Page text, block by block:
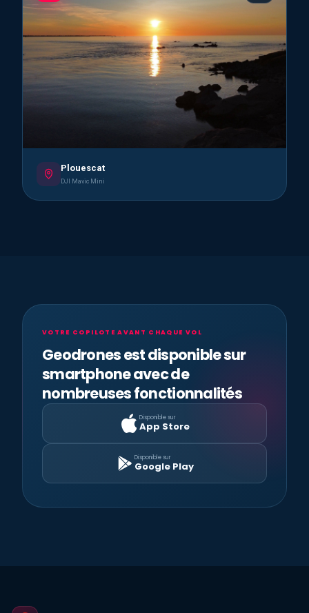
Plouescat
DJI Mavic Mini
VOTRE COPILOTE AVANT CHAQUE VOL
Geodrones est disponible sur
smartphone avec de
nombreuses fonctionnalités
Disponible sur
App Store
Disponible sur
Google Play